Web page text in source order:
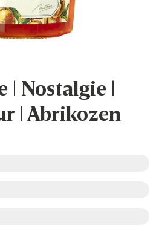
| Nostalgie |
| Abrikozen